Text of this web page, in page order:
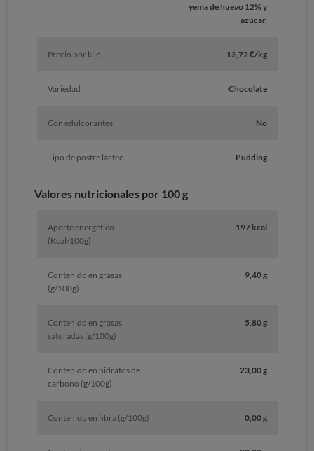
yema de huevo 12% y
azúcar.
Precio por kilo 13,72 €/kg
Variedad Chocolate
Con edulcorantes No
Tipo de postre lácteo Pudding
Valores nutricionales por 100 g
Aporte energético
(Kcal/100g)
197 kcal
Contenido en grasas
(g/100g)
9,40 g
Contenido en grasas
saturadas (g/100g)
5,80 g
Contenido en hidratos de
carbono (g/100g)
23,00 g
Contenido en fibra (g/100g) 0,00 g